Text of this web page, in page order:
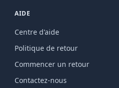
AIDE
Centre d'aide
Politique de retour
Commencer un retour
Contactez-nous